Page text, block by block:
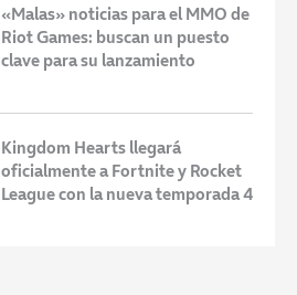
«Malas» noticias para el MMO de
Riot Games: buscan un puesto
clave para su lanzamiento
Kingdom Hearts llegará
oficialmente a Fortnite y Rocket
League con la nueva temporada 4